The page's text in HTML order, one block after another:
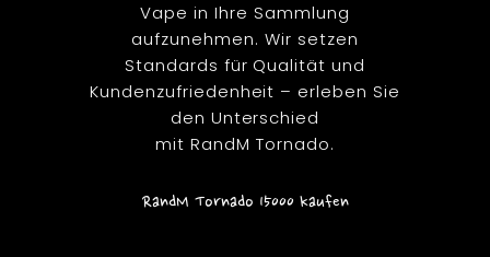
Vape in Ihre Sammlung
aufzunehmen. Wir setzen
Standards für Qualität und
Kundenzufriedenheit – erleben Sie
den Unterschied
mit RandM Tornado.
RandM Tornado 15000 kaufen